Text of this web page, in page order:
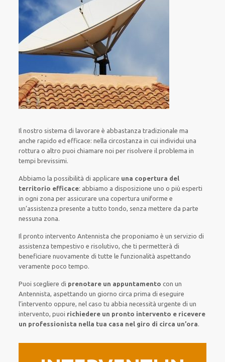
Il nostro sistema di lavorare è abbastanza tradizionale ma
anche rapido ed efficace: nella circostanza in cuiindividuiuna
rottura o altro puoi chiamare noi perrisolvere ilproblema in
tempi brevissimi.
Abbiamo la possibilità di applicare una copertura del
territorio efficace: abbiamo a disposizione uno o piùesperti
in ogni zona per assicurare una coperturauniforme e
un’assistenza presente atutto tondo, senzamettere da parte
nessuna zona.
Il pronto intervento Antennistache proponiamo èun servizio di
assistenza tempestivo e risolutivo, che tipermetterà di
beneficiare nuovamente di tutte le funzionalità aspettando
veramente poco tempo.
Puoi scegliere di prenotare un appuntamento con un
Antennista, aspettandoun giorno circa prima dieseguire
l’intervento oppure, nel caso tu abbia necessità urgente di un
intervento, puoi richiedere un pronto intervento e ricevere
un professionista nella tua casa nel giro di circa un’ora.